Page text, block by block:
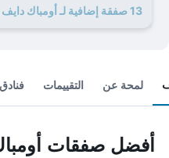
13 صفقة إضافية لـ أومباك دايف ريزورت
لمحة عن التقييمات
أفضل صفقات